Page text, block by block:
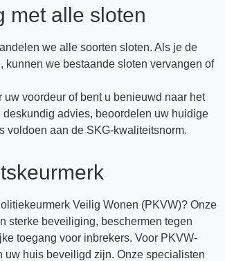
met alle sloten
we alle soorten sloten. Als je de
we bestaande sloten vervangen of
voordeur of bent u benieuwd naar het
advies, beoordelen uw huidige
voldoen aan de SKG-kwaliteitsnorm.
Veilig Wonen (PKVW)? Onze
sterke beveiliging, beschermen tegen
toegang voor inbrekers. Voor PKVW-
huis beveiligd zijn. Onze specialisten